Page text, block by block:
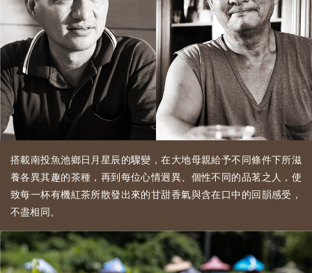
搭載南投魚池鄉日月星辰的驟變，在大地母親給予不同條件下所滋
養各異其趣的茶種，再到每位心情迥異、個性不同的品茗之人，使
致每一杯有機紅茶所散發出來的甘甜香氣與含在口中的回韻感受，
不盡相同。